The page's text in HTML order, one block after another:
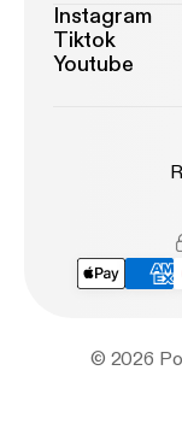
Instagram
Tiktok
Youtube
© 2026